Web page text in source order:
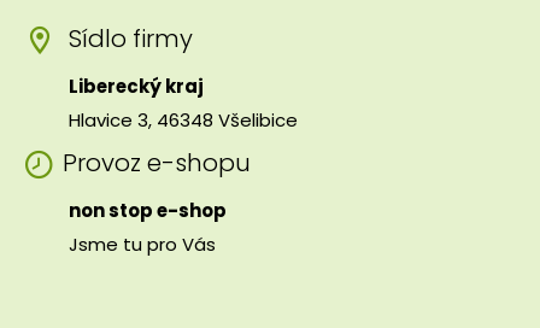
Sídlo firmy
Liberecký kraj
Hlavice 3, 46348 Všelibice
Provoz e-shopu
non stop e-shop
Jsme tu pro Vás